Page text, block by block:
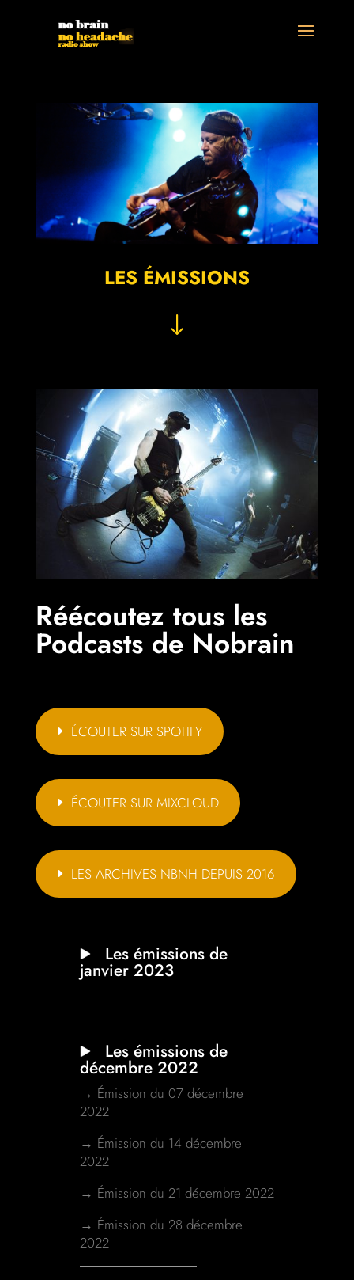
LES ÉMISSIONS
"
Réécoutez tous les
Podcasts de Nobrain
ÉCOUTER SUR SPOTIFY
ÉCOUTER SUR MIXCLOUD
LES ARCHIVES NBNH DEPUIS 2016
Les émissions de
janvier 2023
Les émissions de
décembre 2022
→ Émission du 07 décembre
2022
→ Émission du 14 décembre
2022
→ Émission du 21 décembre 2022
→ Émission du 28 décembre
2022